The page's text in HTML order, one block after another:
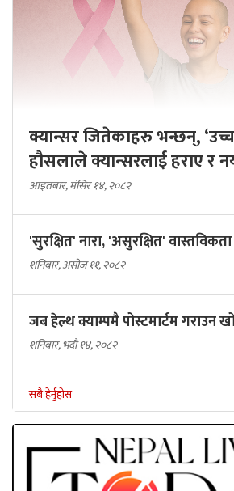
क्यान्सर जितेकाहरु भन्छन्,
हौसलाले क्यान्सरलाई हराए र
आइतबार, मंसिर १४, २०८२
'सुरक्षित' नारा, 'असुरक्षित' वास्तविकता
शनिबार, असोज ११, २०८२
जब हेल्थ क्याम्पमै पोस्टमार्टम गराउन
शनिबार, भदौ १४, २०८२
सबै हेर्नुहोस